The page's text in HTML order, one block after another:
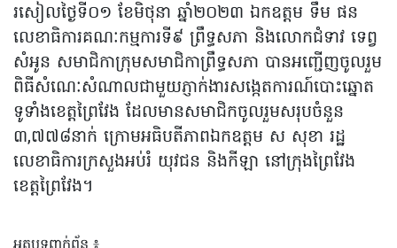
រសៀលថ្ងៃទី០១ ខែមិថុនា ឆ្នាំ២០២៣ ឯកឧត្តម ទឹម ផន
លេខាធិការគណៈកម្មការទី៩ ព្រឹទ្ធសភា និងលោកជំទាវ ទេព្វ
សំអូន សមាជិកាក្រុមសមាជិកាព្រឹទ្ធសភា បានអញ្ជើញចូលរួម
ពិធីសំណេៈសំណាលជាមួយភ្ញាក់ងារសង្កេតការណ៍បោះឆ្នោត
ទូទាំងខេត្តព្រៃវែង ដែលមានសមាជិកចូលរួមសរុបចំនួន
៣,៧៧៨នាក់ ក្រោមអធិបតីភាពឯកឧត្តម ស សុខា រដ្ឋ
លេខាធិការក្រសួងអប់រំ យុវជន និងកីឡា នៅក្រុងព្រៃវែង
ខេត្តព្រៃវែង។